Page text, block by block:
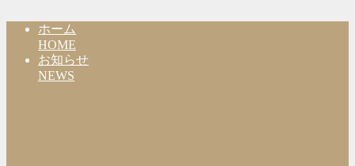
ホーム
HOME
お知らせ
NEWS